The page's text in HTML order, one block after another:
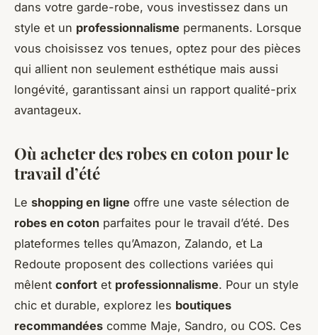
dans votre garde-robe, vous investissez dans un
style et un professionnalisme permanents. Lorsque
vous choisissez vos tenues, optez pour des pièces
qui allient non seulement esthétique mais aussi
longévité, garantissant ainsi un rapport qualité-prix
avantageux.
Où acheter des robes en coton pour le
travail d’été
Le shopping en ligne offre une vaste sélection de
robes en coton parfaites pour le travail d’été. Des
plateformes telles qu’Amazon, Zalando, et La
Redoute proposent des collections variées qui
mêlent confort et professionnalisme. Pour un style
chic et durable, explorez les boutiques
recommandées comme Maje, Sandro, ou COS. Ces